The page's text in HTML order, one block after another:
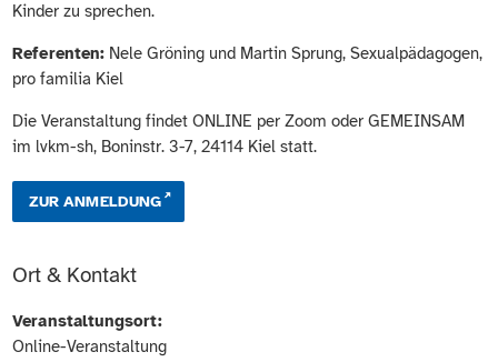
Kinder zu sprechen.
Referenten: Nele Gröning und Martin Sprung, Sexualpädagogen,
pro familia Kiel
Die Veranstaltung findet ONLINE per Zoom oder GEMEINSAM
im lvkm-sh, Boninstr. 3-7, 24114 Kiel statt.
ZUR ANMELDUNG
Ort & Kontakt
Veranstaltungsort:
Online-Veranstaltung